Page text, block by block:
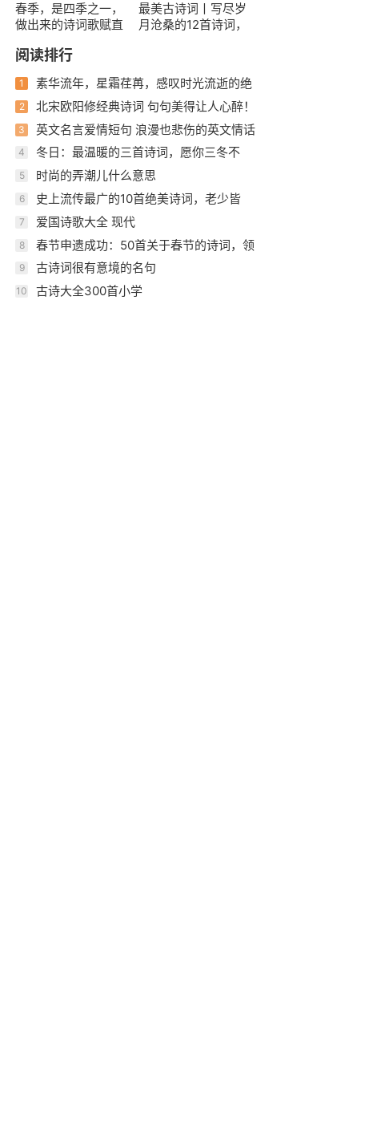
春季，是四季之一，
做出来的诗词歌赋直
最美古诗词丨写尽岁
月沧桑的12首诗词，
阅读排行
1
素华流年，星霜荏苒，感叹时光流逝的绝
2 北宋欧阳修经典诗词 句句美得让人心醉！
3
英文名言爱情短句 浪漫也悲伤的英文情话
4
冬日：最温暖的三首诗词，愿你三冬不
5 时尚的弄潮儿什么意思
6
史上流传最广的10首绝美诗词，老少皆
7 爱国诗歌大全 现代
8
春节申遗成功：50首关于春节的诗词，领
9 古诗词很有意境的名句
10 古诗大全300首小学